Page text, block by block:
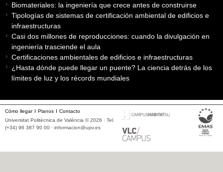
Biomateriales: la ingeniería que crece antes de construirse
Tipologías de sistemas de certificación ambiental de edificios e
infraestructuras
Casi dos millones de reproducciones: cuando la divulgación en
ingeniería trasciende el aula
Certificaciones ambientales de edificios e infraestructuras
¿Hasta dónde puede llegar un puente? La ciencia detrás de los
límites de luz y los récords mundiales
Cómo llegar Planos
Contacto
Universitat Politècnica de València © 2026 · Tel.
(+34) 96 387 90 00 · informacion@upv.es